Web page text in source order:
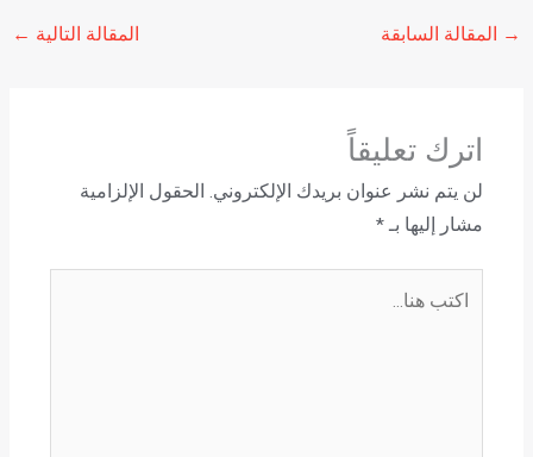
→ المقالة السابقة المقالة التالية ←
اترك تعليقاً
لن يتم نشر عنوان بريدك الإلكتروني. الحقول الإلزامية
مشار إليها بـ*